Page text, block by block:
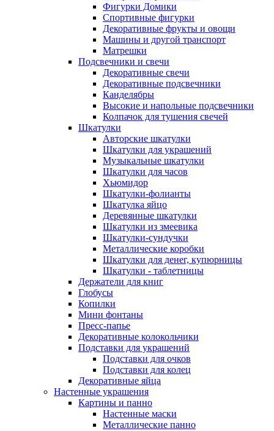
Фигурки Домики
Спортивные фигурки
Декоративные фрукты и овощи
Машины и другой транспорт
Матрешки
Подсвечники и свечи
Декоративные свечи
Декоративные подсвечники
Канделябры
Высокие и напольные подсвечники
Колпачок для тушения свечей
Шкатулки
Авторские шкатулки
Шкатулки для украшений
Музыкальные шкатулки
Шкатулки для часов
Хьюмидор
Шкатулки-фолианты
Шкатулка яйцо
Деревянные шкатулки
Шкатулки из змеевика
Шкатулки-сундучки
Металлические коробки
Шкатулки для денег, купюрницы
Шкатулки - таблетницы
Держатели для книг
Глобусы
Копилки
Мини фонтаны
Пресс-папье
Декоративные колокольчики
Подставки для украшений
Подставки для очков
Подставки для колец
Декоративные яйца
Настенные украшения
Картины и панно
Настенные маски
Металлические панно